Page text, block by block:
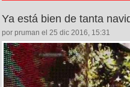
Ya está bien de tanta
por pruman el 25 dic 2016, 15:31